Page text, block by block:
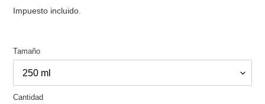
habitual
Impuesto incluido.
Tamaño
Cantidad